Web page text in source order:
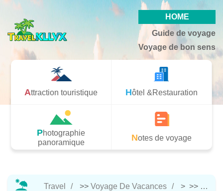
HOME
Guide de voyage
Voyage de bon sens
Attraction touristique Hôtel &Restauration
Photographie
panoramique
Notes de voyage
Travel >> Voyage De Vacances > >>